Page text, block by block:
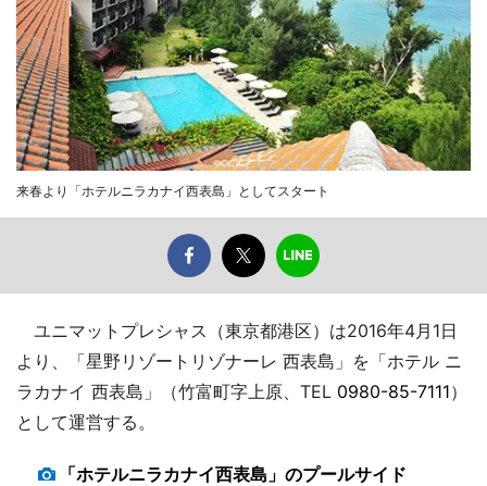
来春より「ホテルニラカナイ西表島」としてスタート
ユニマットプレシャス（東京都港区）は2016年4月1日
より、「星野リゾートリゾナーレ 西表島」を「ホテル ニ
ラカナイ 西表島」（竹富町字上原、TEL 0980-85-7111）
として運営する。
「ホテルニラカナイ西表島」のプールサイド